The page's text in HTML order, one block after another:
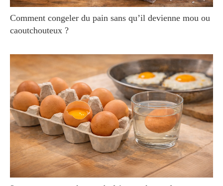
Comment congeler du pain sans qu’il devienne mou ou
caoutchouteux ?